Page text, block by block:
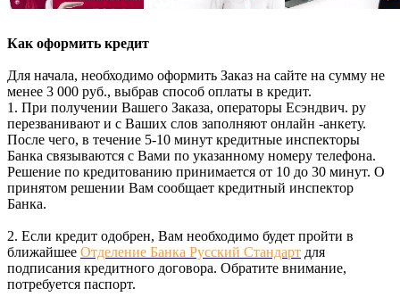
Как оформить кредит
Для начала, необходимо оформить Заказ на сайте на сумму не
менее 3 000 руб., выбрав способ оплаты в кредит.
1. При получении Вашего Заказа, операторы Есэндвич. ру
перезванивают и с Ваших слов заполняют онлайн -анкету.
После чего, в течение 5-10 минут кредитные инспекторы
Банка связываются с Вами по указанному номеру телефона.
Решение по кредитованию принимается от 10 до 30 минут. О
принятом решении Вам сообщает кредитный инспектор
Банка.
2. Если кредит одобрен, Вам необходимо будет пройти в
ближайшее Отделение Банка Русский Стандарт для
подписания кредитного договора. Обратите внимание,
потребуется паспорт.